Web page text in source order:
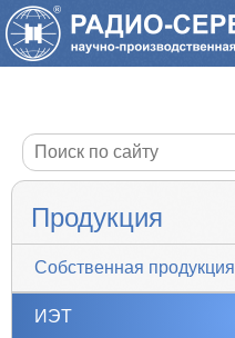
Продукция
Собственная продукция
ИЭТ